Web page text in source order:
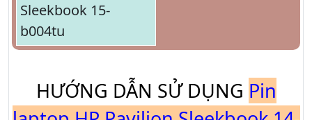
Sleekbook 15-
b004tu
HƯỚNG DẪN SỬ DỤNG Pin